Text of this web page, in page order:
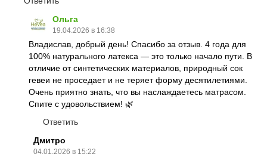
Ольга
19.04.2026 в 16:38
Владислав, добрый день! Спасибо за отзыв. 4 года для
100% натурального латекса — это только начало пути. В
отличие от синтетических материалов, природный сок
гевеи не проседает и не теряет форму десятилетиями.
Очень приятно знать, что вы наслаждаетесь матрасом.
Спите с удовольствием! 🌿
Ответить
Дмитро
04.01.2026 в 15:22